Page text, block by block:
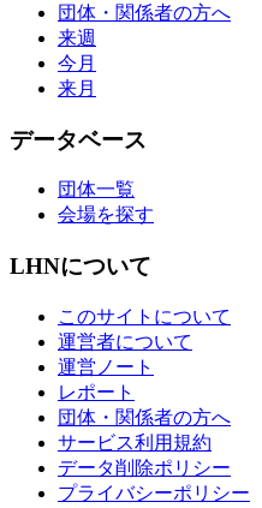
団体・関係者の方へ
来週
今月
来月
データベース
団体一覧
会場を探す
LHNについて
このサイトについて
運営者について
運営ノート
レポート
団体・関係者の方へ
サービス利用規約
データ削除ポリシー
プライバシーポリシー